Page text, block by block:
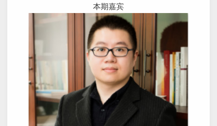
本期嘉宾